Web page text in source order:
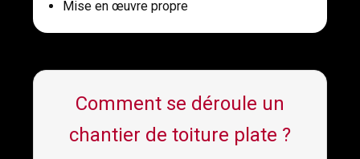
Mise en œuvre propre
Comment se déroule un
chantier de toiture plate ?